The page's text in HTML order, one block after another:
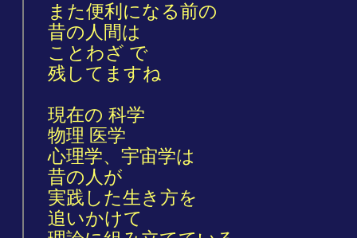
また便利になる前の
昔の人間は
ことわざ で
残してますね
現在の 科学
物理 医学
心理学、宇宙学は
昔の人が
実践した生き方を
追いかけて